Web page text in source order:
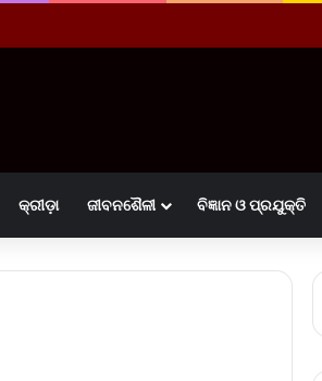
କ୍ରୀଡ଼ା ଜୀବନଶୈଳୀ ବିଜ୍ଞାନ ଓ ପ୍ରଯୁକ୍ତି